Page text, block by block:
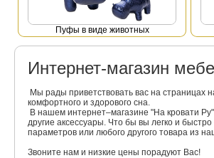
Пуфы в виде животных
Интернет-магазин
Мы рады приветствовать вас на страницах
комфортного и здорового сна.
В нашем интернет–магазине "На кровати
другие аксессуары. Что бы вы легко и
параметров или любого другого товара из
Звоните нам и низкие цены порадуют Вас!